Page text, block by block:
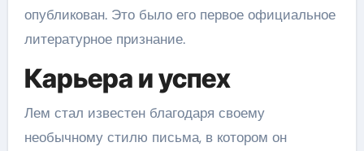
опубликован. Это было его первое официальное
литературное признание.
Карьера и успех
Лем стал известен благодаря своему
необычному стилю письма, в котором он